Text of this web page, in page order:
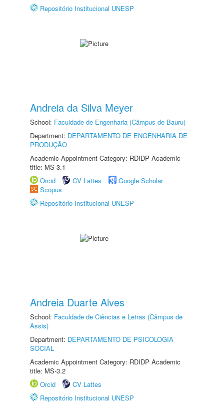
Repositório Institucional UNESP
Andreia da Silva Meyer
School: Faculdade de Engenharia (Câmpus de Bauru)
Department: DEPARTAMENTO DE ENGENHARIA DE
PRODUÇÃO
Academic Appointment Category: RDIDP Academic
title: MS-3.1
Orcid
CV Lattes
Google Scholar
Scopus
Repositório Institucional UNESP
Andreia Duarte Alves
School: Faculdade de Ciências e Letras (Câmpus de
Assis)
Department: DEPARTAMENTO DE PSICOLOGIA
SOCIAL
Academic Appointment Category: RDIDP Academic
title: MS-3.2
Orcid
CV Lattes
Repositório Institucional UNESP